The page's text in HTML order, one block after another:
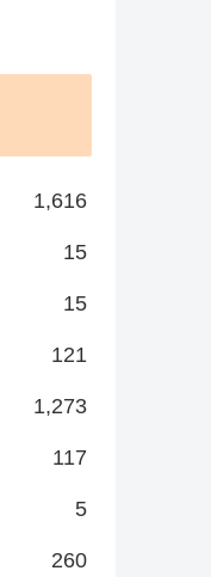
1,616
15
15
121
1,273
117
5
260